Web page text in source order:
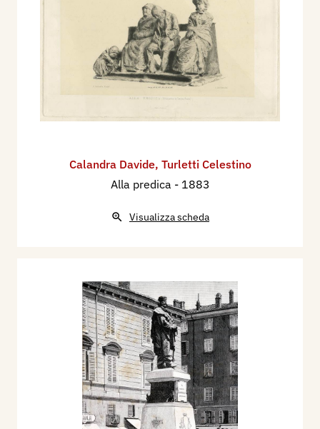
Calandra Davide, Turletti Celestino
Alla predica - 1883
Visualizza scheda